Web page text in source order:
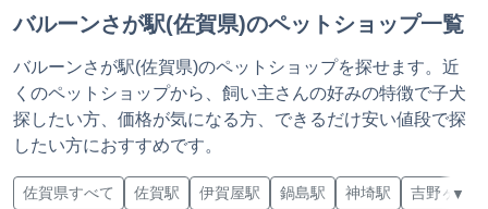
バルーンさが駅(佐賀県)のペットショップ一覧
バルーンさが駅(佐賀県)のペットショップを探せます。近
くのペットショップから、飼い主さんの好みの特徴で子犬
探したい方、価格が気になる方、できるだけ安い値段で探
したい方におすすめです。
佐賀県すべて 佐賀駅 伊賀屋駅 鍋島駅 神埼駅 吉野ヶ里
▼